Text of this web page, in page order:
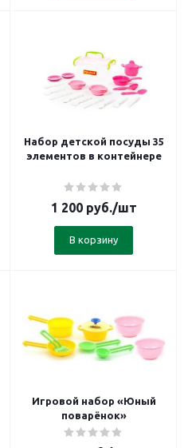
Набор детской посуды 35
элементов в контейнере
1 200руб./шт
В корзину
Игровой набор «Юный
поварёнок»